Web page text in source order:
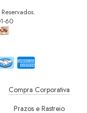
60
Compra Corporativa
Prazos e Rastreio